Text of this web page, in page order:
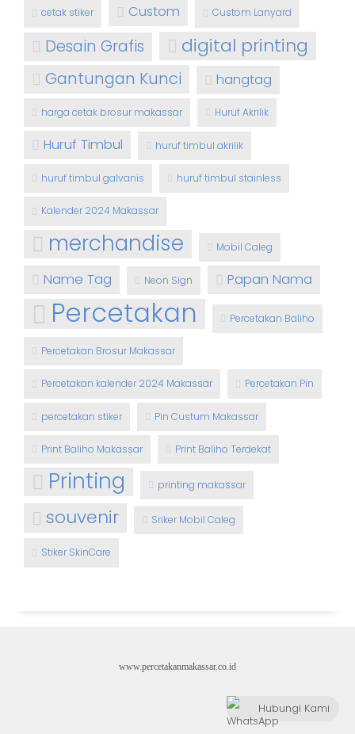
cetak stiker Custom Custom Lanyard
Desain Grafis digital printing
Gantungan Kunci hangtag
harga cetak brosur makassar Huruf Akrilik
Huruf Timbul huruf timbul akrilik
huruf timbul galvanis huruf timbul stainless
Kalender 2024 Makassar
merchandise Mobil Caleg
Name Tag Neon Sign Papan Nama
Percetakan Percetakan Baliho
Percetakan Brosur Makassar
Percetakan kalender 2024 Makassar Percetakan Pin
percetakan stiker Pin Custum Makassar
Print Baliho Makassar Print Baliho Terdekat
Printing printing makassar
souvenir Sriker Mobil Caleg
Stiker SkinCare
www.percetakanmakassar.co.id
Hubungi Kami